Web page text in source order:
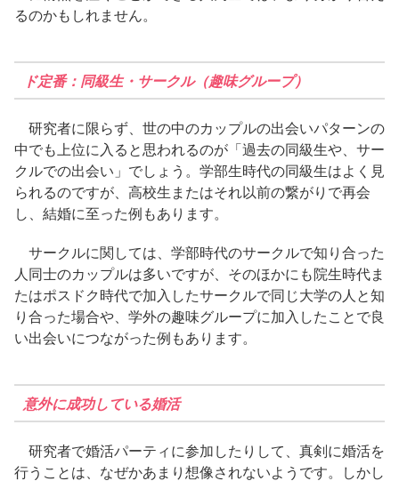
るのかもしれません。
ド定番：同級生・サークル（趣味グループ）
研究者に限らず、世の中のカップルの出会いパターンの
中でも上位に入ると思われるのが「過去の同級生や、サー
クルでの出会い」でしょう。学部生時代の同級生はよく見
られるのですが、高校生またはそれ以前の繋がりで再会
し、結婚に至った例もあります。
サークルに関しては、学部時代のサークルで知り合った
人同士のカップルは多いですが、そのほかにも院生時代ま
たはポスドク時代で加入したサークルで同じ大学の人と知
り合った場合や、学外の趣味グループに加入したことで良
い出会いにつながった例もあります。
意外に成功している婚活
研究者で婚活パーティに参加したりして、真剣に婚活を
行うことは、なぜかあまり想像されないようです。しかし